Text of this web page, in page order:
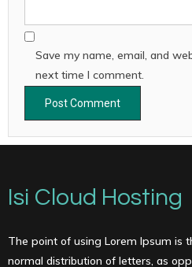
Save my name, email, and
next time I comment.
Isi Cloud Hosting
The point of using Lorem Ipsum is
normal distribution of letters, as